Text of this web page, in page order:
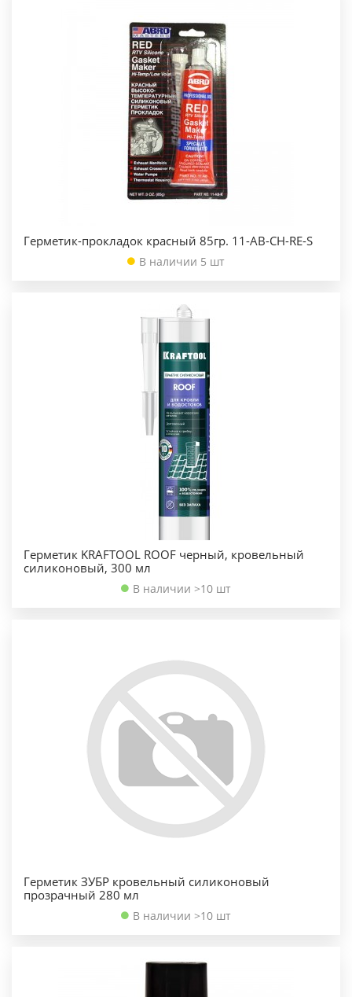
Герметик-прокладок красный 85гр. 11-АВ-СН-RE-S
В наличии 5 шт
Герметик KRAFTOOL ROOF черный, кровельный
силиконовый, 300 мл
В наличии >10 шт
Герметик ЗУБР кровельный силиконовый
прозрачный 280 мл
В наличии >10 шт